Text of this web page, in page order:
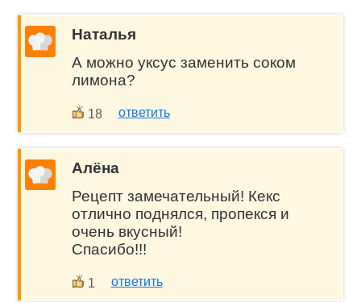
Наталья
А можно уксус заменить соком
лимона?
18 ответить
Алёна
Рецепт замечательный! Кекс
отлично поднялся, пропекся и
очень вкусный!
Спасибо!!!
1 ответить